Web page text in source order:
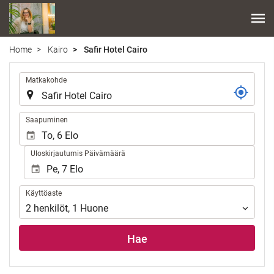
Home Kairo Safir Hotel Cairo
Matkakohde
Saapuminen
Uloskirjautumis Päivämäärä
Käyttöaste
Käyttöaste
2 henkilöt, 1 Huone
Hae